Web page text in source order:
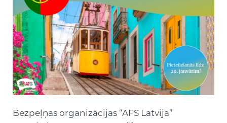
Bezpeļņas organizācijas “AFS Latvija”